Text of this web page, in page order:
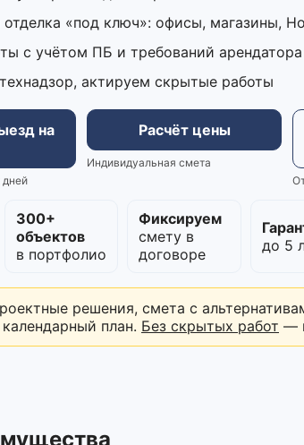
«под ключ»: офисы, магазины,
с учётом ПБ и требований арендатора
актируем скрытые работы
на
дней
Расчёт цены
Индивидуальная смета
300+
объектов
в портфолио
Фиксируем
смету в
договоре
до 5
решения, смета с
план. Без скрытых работ —